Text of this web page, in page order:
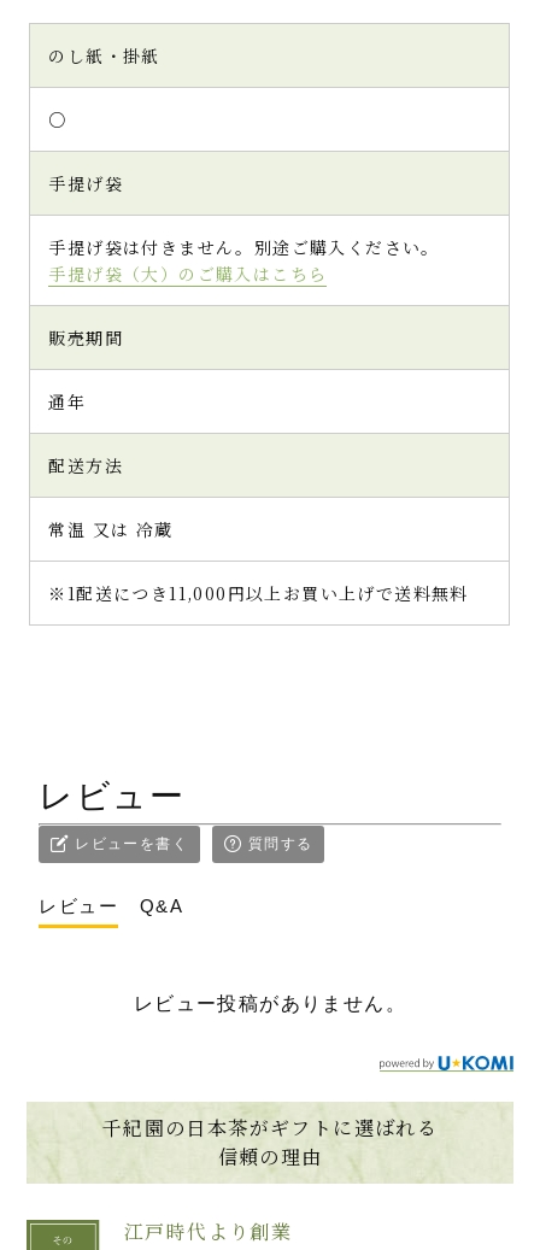
のし紙・掛紙
○
手提げ袋
手提げ袋は付きません。別途ご購入ください。
手提げ袋（大）のご購入はこちら
販売期間
通年
配送方法
常温 又は 冷蔵
※1配送につき11,000円以上お買い上げで送料無料
レビュー
レビューを書く 質問する
レビュー Q&A
レビュー投稿がありません。
千紀園の日本茶がギフトに選ばれる
信頼の理由
江戸時代より創業